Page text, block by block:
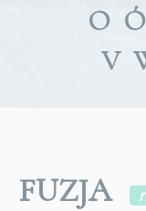
O Ó
V
FUZJA